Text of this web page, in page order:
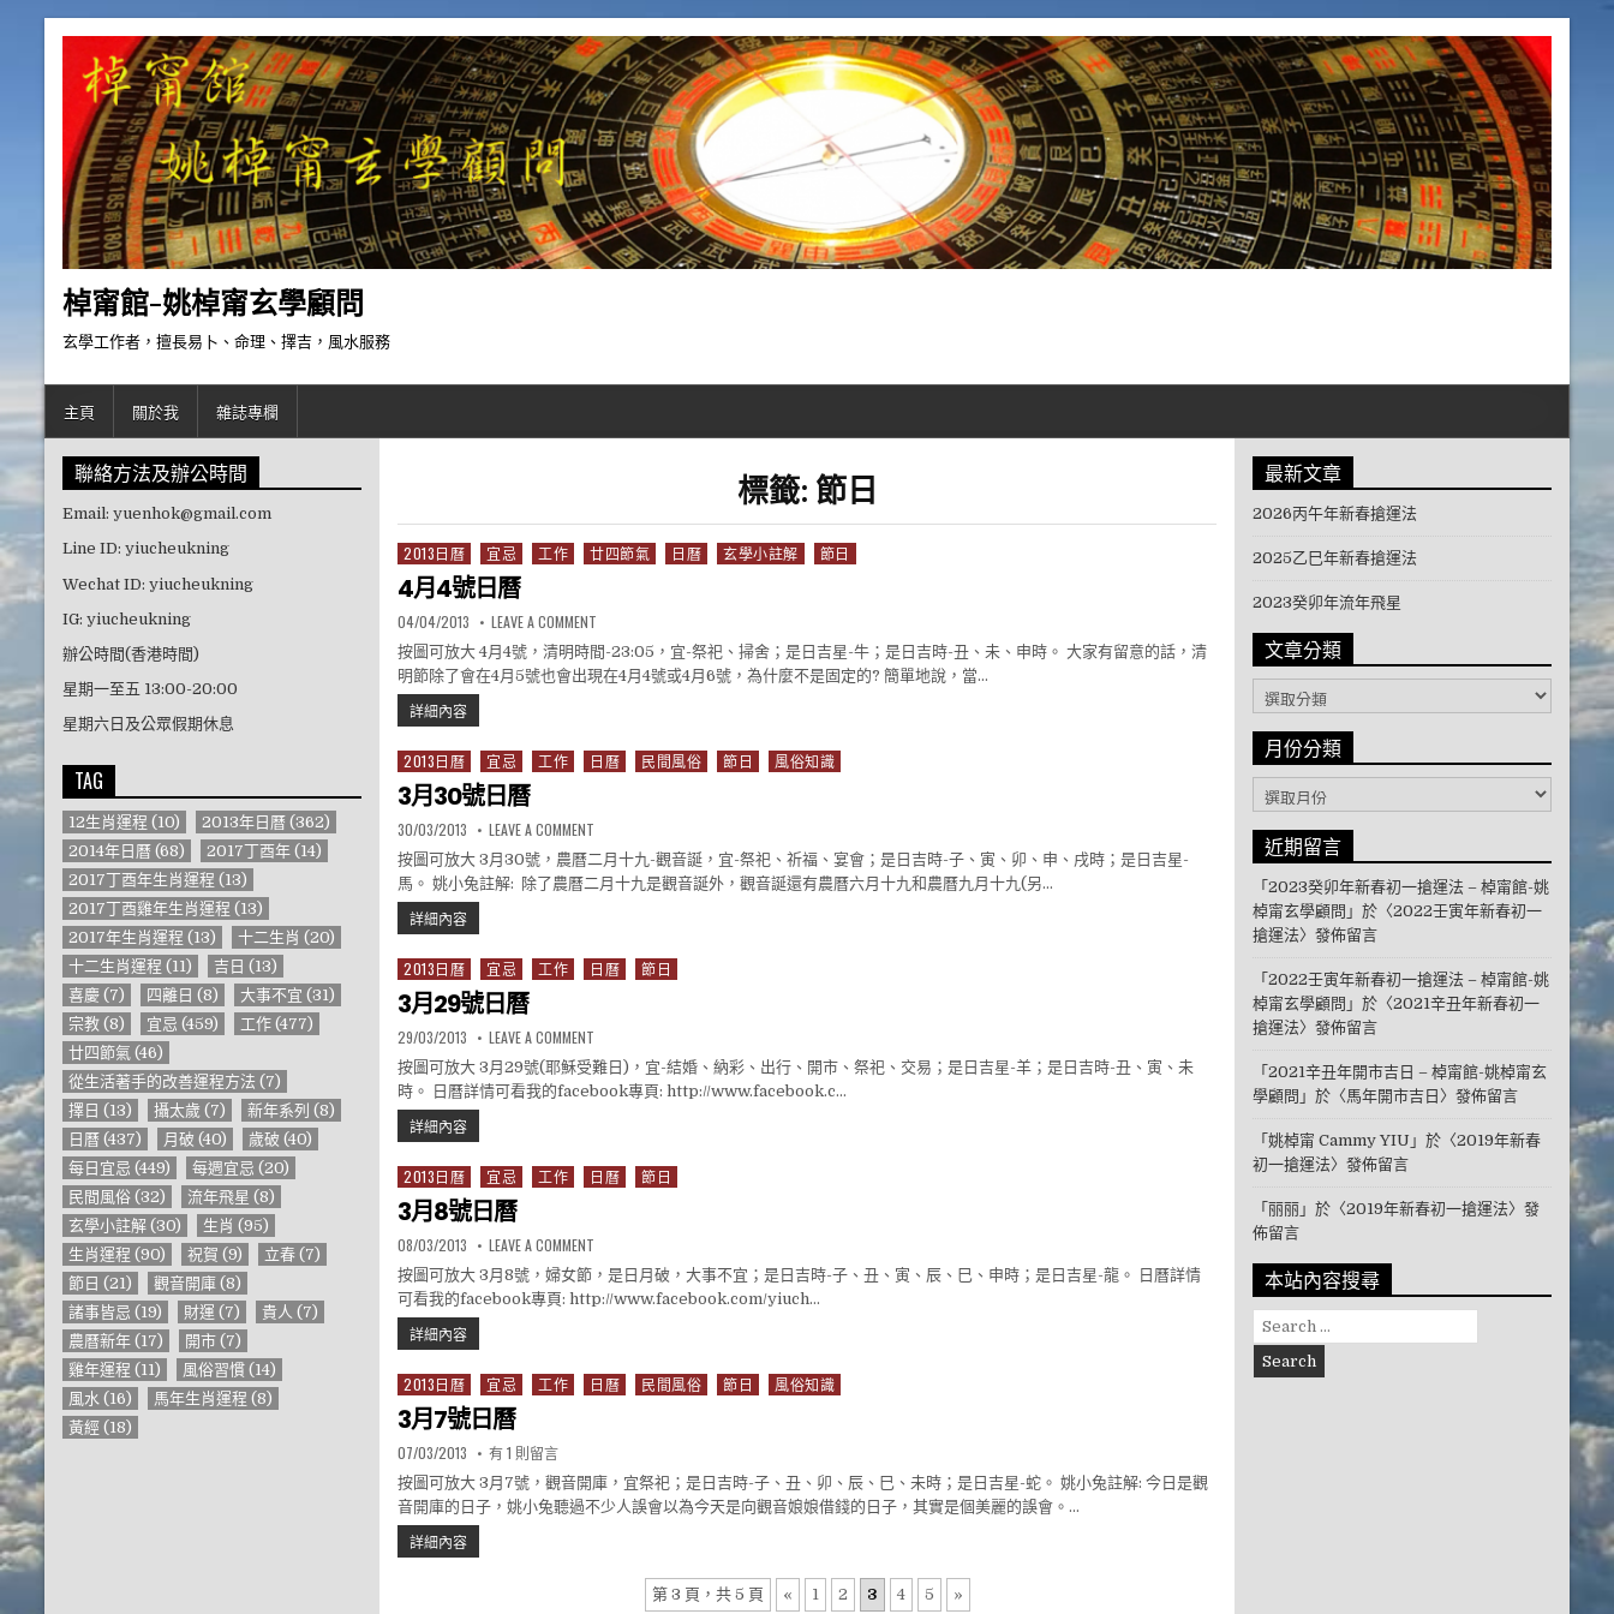
棹甯館-姚棹甯玄學顧問
玄學工作者，擅長易卜、命理、擇吉，風水服務
主頁 關於我 雜誌專欄
標籤: 節日
Posted in
2013日曆 宜忌 工作 廿四節氣 日曆 玄學小註解 節日
4月4號日曆
PUBLISHED DATE:
04/04/2013 LEAVE A COMMENT
按圖可放大 4月4號，清明時間-23:05，宜-祭祀、掃舍；是日吉星-牛；是日吉時-丑、未、申時。 大家有留意的話，清
明節除了會在4月5號也會出現在4月4號或4月6號，為什麼不是固定的? 簡單地說，當…
詳細內容4月4號日曆
Posted in
2013日曆 宜忌 工作 日曆 民間風俗 節日 風俗知識
3月30號日曆
PUBLISHED DATE:
30/03/2013 LEAVE A COMMENT
按圖可放大 3月30號，農曆二月十九-觀音誕，宜-祭祀、祈福、宴會；是日吉時-子、寅、卯、申、戌時；是日吉星-
馬。 姚小兔註解: 除了農曆二月十九是觀音誕外，觀音誕還有農曆六月十九和農曆九月十九(另…
詳細內容3月30號日曆
Posted in
2013日曆 宜忌 工作 日曆 節日
3月29號日曆
PUBLISHED DATE:
29/03/2013 LEAVE A COMMENT
按圖可放大 3月29號(耶穌受難日)，宜-結婚、納彩、出行、開市、祭祀、交易；是日吉星-羊；是日吉時-丑、寅、未
時。 日曆詳情可看我的facebook專頁: http://www.facebook.c…
詳細內容3月29號日曆
Posted in
2013日曆 宜忌 工作 日曆 節日
3月8號日曆
PUBLISHED DATE:
08/03/2013 LEAVE A COMMENT
按圖可放大 3月8號，婦女節，是日月破，大事不宜；是日吉時-子、丑、寅、辰、巳、申時；是日吉星-龍。 日曆詳情
可看我的facebook專頁: http://www.facebook.com/yiuch…
詳細內容3月8號日曆
Posted in
2013日曆 宜忌 工作 日曆 民間風俗 節日 風俗知識
3月7號日曆
PUBLISHED DATE:
07/03/2013 在〈3月7號日曆〉中
有 1 則留言
按圖可放大 3月7號，觀音開庫，宜祭祀；是日吉時-子、丑、卯、辰、巳、未時；是日吉星-蛇。 姚小兔註解: 今日是觀
音開庫的日子，姚小兔聽過不少人誤會以為今天是向觀音娘娘借錢的日子，其實是個美麗的誤會。…
詳細內容3月7號日曆
第 3 頁，共 5 頁 « 1 2 3 4 5 »
聯絡方法及辦公時間
Email: yuenhok@gmail.com
Line ID: yiucheukning
Wechat ID: yiucheukning
IG: yiucheukning
辦公時間(香港時間)
星期一至五 13:00-20:00
星期六日及公眾假期休息
TAG
12生肖運程 (10) 2013年日曆 (362)
2014年日曆 (68) 2017丁酉年 (14)
2017丁酉年生肖運程 (13)
2017丁酉雞年生肖運程 (13)
2017年生肖運程 (13) 十二生肖 (20)
十二生肖運程 (11) 吉日 (13)
喜慶 (7) 四離日 (8) 大事不宜 (31)
宗教 (8) 宜忌 (459) 工作 (477)
廿四節氣 (46)
從生活著手的改善運程方法 (7)
擇日 (13) 攝太歲 (7) 新年系列 (8)
日曆 (437) 月破 (40) 歲破 (40)
每日宜忌 (449) 每週宜忌 (20)
民間風俗 (32) 流年飛星 (8)
玄學小註解 (30) 生肖 (95)
生肖運程 (90) 祝賀 (9) 立春 (7)
節日 (21) 觀音開庫 (8)
諸事皆忌 (19) 財運 (7) 貴人 (7)
農曆新年 (17) 開市 (7)
雞年運程 (11) 風俗習慣 (14)
風水 (16) 馬年生肖運程 (8)
黃經 (18)
最新文章
2026丙午年新春搶運法
2025乙巳年新春搶運法
2023癸卯年流年飛星
文章分類
文章分類
月份分類
月份分類
近期留言
「 2023癸卯年新春初一搶運法 – 棹甯館-姚
棹甯玄學顧問 」於〈2022壬寅年新春初一
搶運法〉發佈留言
「 2022壬寅年新春初一搶運法 – 棹甯館-姚
棹甯玄學顧問 」於〈2021辛丑年新春初一
搶運法〉發佈留言
「 2021辛丑年開市吉日 – 棹甯館-姚棹甯玄
學顧問 」於〈馬年開市吉日 〉發佈留言
「 姚棹甯 Cammy YIU 」於〈2019年新春
初一搶運法〉發佈留言
「 丽丽」於〈2019年新春初一搶運法〉發
佈留言
本站內容搜尋
Search for: